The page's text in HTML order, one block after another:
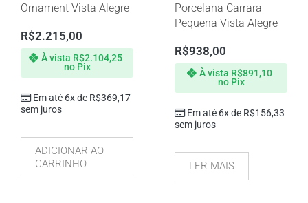
Ornament Vista Alegre
R$2.215,00
Em até 6x de R$369,17
sem juros
À vista R$2.104,25
no Pix
ADICIONAR AO
CARRINHO
Porcelana Carrara
Pequena Vista Alegre
R$938,00
Em até 6x de R$156,33
sem juros
À vista R$891,10
no Pix
LER MAIS